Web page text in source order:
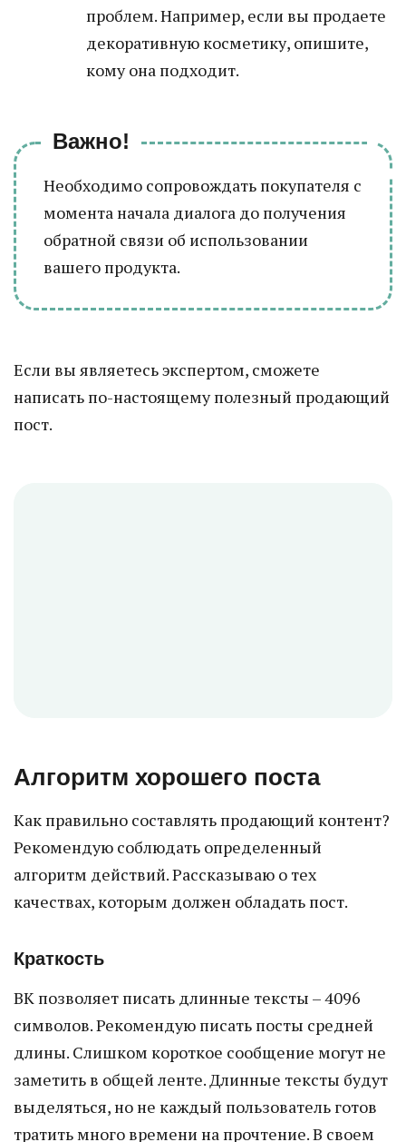
проблем. Например, если вы продаете
декоративную косметику, опишите,
кому она подходит.
Важно!
Необходимо сопровождать покупателя с
момента начала диалога до получения
обратной связи об использовании
вашего продукта.
Если вы являетесь экспертом, сможете
написать по-настоящему полезный продающий
пост.
Алгоритм хорошего поста
Как правильно составлять продающий контент?
Рекомендую соблюдать определенный
алгоритм действий. Рассказываю о тех
качествах, которым должен обладать пост.
Краткость
ВК позволяет писать длинные тексты – 4096
символов. Рекомендую писать посты средней
длины. Слишком короткое сообщение могут не
заметить в общей ленте. Длинные тексты будут
выделяться, но не каждый пользователь готов
тратить много времени на прочтение. В своем